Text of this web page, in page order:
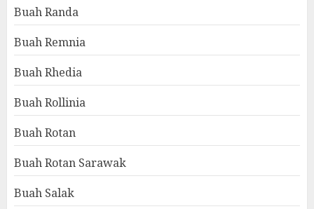
Buah Randa
Buah Remnia
Buah Rhedia
Buah Rollinia
Buah Rotan
Buah Rotan Sarawak
Buah Salak